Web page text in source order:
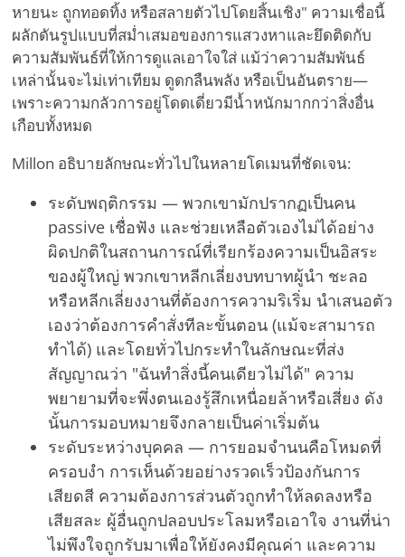
หายนะ ถูกทอดทิ้ง หรือสลายตัวไปโดยสิ้นเชิง" ความเชื่อนี้
ผลักดันรูปแบบที่สม่ำเสมอของการแสวงหาและยึดติดกับ
ความสัมพันธ์ที่ให้การดูแลเอาใจใส่ แม้ว่าความสัมพันธ์
เหล่านั้นจะไม่เท่าเทียม ดูดกลืนพลัง หรือเป็นอันตราย—
เพราะความกลัวการอยู่โดดเดี่ยวมีน้ำหนักมากกว่าสิ่งอื่น
เกือบทั้งหมด
Millon อธิบายลักษณะทั่วไปในหลายโดเมนที่ชัดเจน:
ระดับพฤติกรรม — พวกเขามักปรากฏเป็นคน
passive เชื่อฟัง และช่วยเหลือตัวเองไม่ได้อย่าง
ผิดปกติในสถานการณ์ที่เรียกร้องความเป็นอิสระ
ของผู้ใหญ่ พวกเขาหลีกเลี่ยงบทบาทผู้นำ ชะลอ
หรือหลีกเลี่ยงงานที่ต้องการความริเริ่ม นำเสนอตัว
เองว่าต้องการคำสั่งทีละขั้นตอน (แม้จะสามารถ
ทำได้) และโดยทั่วไปกระทำในลักษณะที่ส่ง
สัญญาณว่า "ฉันทำสิ่งนี้คนเดียวไม่ได้" ความ
พยายามที่จะพึ่งตนเองรู้สึกเหนื่อยล้าหรือเสี่ยง ดัง
นั้นการมอบหมายจึงกลายเป็นค่าเริ่มต้น
ระดับระหว่างบุคคล — การยอมจำนนคือโหมดที่
ครอบงำ การเห็นด้วยอย่างรวดเร็วป้องกันการ
เสียดสี ความต้องการส่วนตัวถูกทำให้ลดลงหรือ
เสียสละ ผู้อื่นถูกปลอบประโลมหรือเอาใจ งานที่น่า
ไม่พึงใจถูกรับมาเพื่อให้ยังคงมีคุณค่า และความ